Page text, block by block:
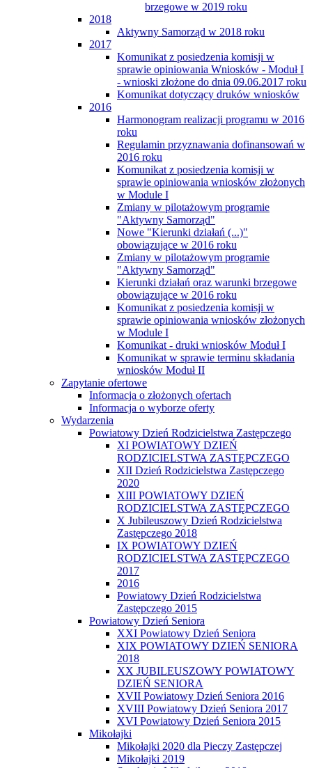
brzegowe w 2019 roku
2018
Aktywny Samorząd w 2018 roku
2017
Komunikat z posiedzenia komisji w
sprawie opiniowania Wniosków - Moduł I
- wnioski złożone do dnia 09.06.2017 roku
Komunikat dotyczący druków wniosków
2016
Harmonogram realizacji programu w 2016
roku
Regulamin przyznawania dofinansowań w
2016 roku
Komunikat z posiedzenia komisji w
sprawie opiniowania wniosków złożonych
w Module I
Zmiany w pilotażowym programie
"Aktywny Samorząd"
Nowe "Kierunki działań (...)"
obowiązujące w 2016 roku
Zmiany w pilotażowym programie
"Aktywny Samorząd"
Kierunki działań oraz warunki brzegowe
obowiązujące w 2016 roku
Komunikat z posiedzenia komisji w
sprawie opiniowania wniosków złożonych
w Module I
Komunikat - druki wniosków Moduł I
Komunikat w sprawie terminu składania
wniosków Moduł II
Zapytanie ofertowe
Informacja o złożonych ofertach
Informacja o wyborze oferty
Wydarzenia
Powiatowy Dzień Rodzicielstwa Zastępczego
XI POWIATOWY DZIEŃ
RODZICIELSTWA ZASTĘPCZEGO
XII Dzień Rodzicielstwa Zastępczego
2020
XIII POWIATOWY DZIEŃ
RODZICIELSTWA ZASTĘPCZEGO
X Jubileuszowy Dzień Rodzicielstwa
Zastępczego 2018
IX POWIATOWY DZIEŃ
RODZICIELSTWA ZASTĘPCZEGO
2017
2016
Powiatowy Dzień Rodzicielstwa
Zastępczego 2015
Powiatowy Dzień Seniora
XXI Powiatowy Dzień Seniora
XIX POWIATOWY DZIEŃ SENIORA
2018
XX JUBILEUSZOWY POWIATOWY
DZIEŃ SENIORA
XVII Powiatowy Dzień Seniora 2016
XVIII Powiatowy Dzień Seniora 2017
XVI Powiatowy Dzień Seniora 2015
Mikołajki
Mikołajki 2020 dla Pieczy Zastępczej
Mikołajki 2019